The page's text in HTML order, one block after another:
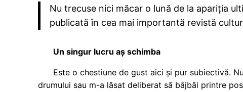
Nu trecuse nici măcar o lună de la apariția
publicată în cea mai importantă revistă
Un singur lucru aș schimba
Este o chestiune de gust aici și pur subiectivă.
drumului sau m-a lăsat deliberat să bâjbâi printre